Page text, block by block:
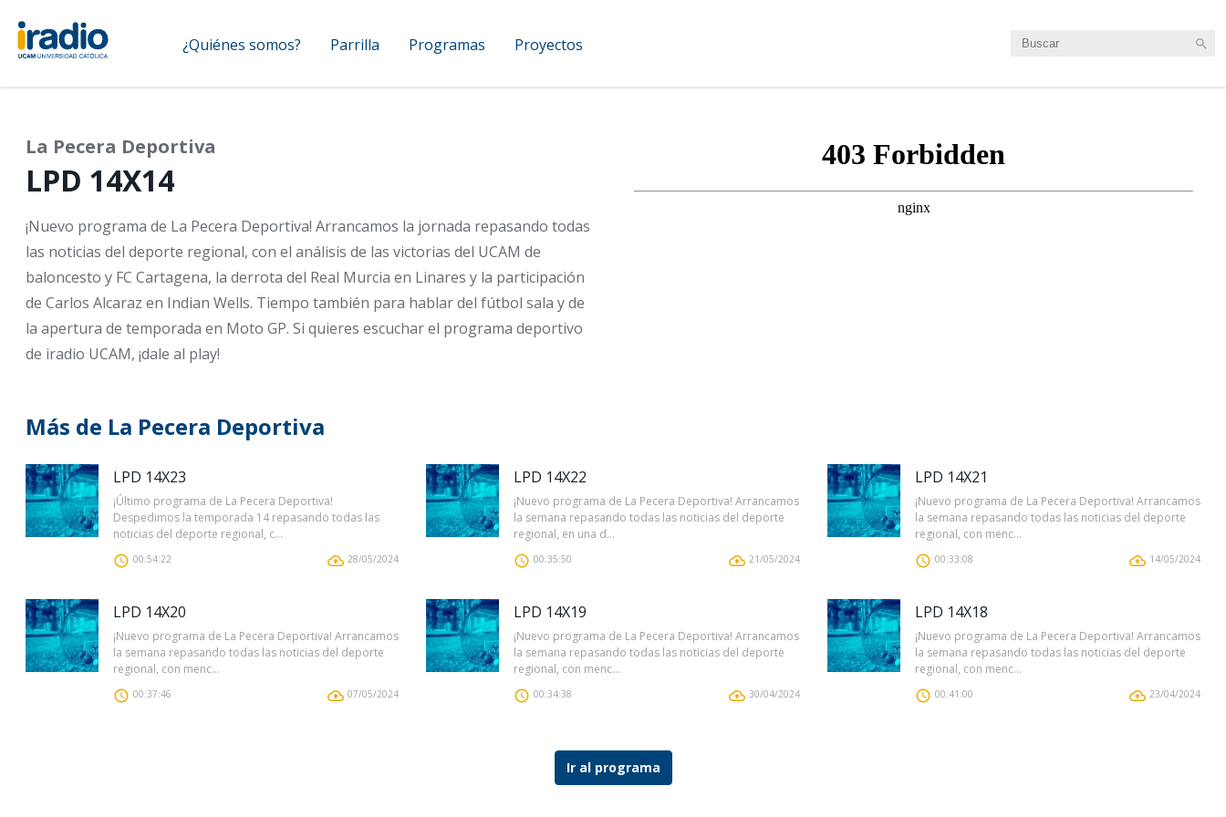
contenido
principal
Navegación
principal
¿Quiénes somos? Parrilla Programas Proyectos
La Pecera Deportiva
LPD 14X14
¡Nuevo programa de La Pecera Deportiva! Arrancamos la jornada repasando todas
las noticias del deporte regional, con el análisis de las victorias del UCAM de
baloncesto y FC Cartagena, la derrota del Real Murcia en Linares y la participación
de Carlos Alcaraz en Indian Wells. Tiempo también para hablar del fútbol sala y de
la apertura de temporada en Moto GP. Si quieres escuchar el programa deportivo
de iradio UCAM, ¡dale al play!
Más de La Pecera Deportiva
LPD 14X23
¡Último programa de La Pecera Deportiva!
Despedimos la temporada 14 repasando todas las
noticias del deporte regional, c...
00:54:22 28/05/2024
LPD 14X22
¡Nuevo programa de La Pecera Deportiva! Arrancamos
la semana repasando todas las noticias del deporte
regional, en una d...
00:35:50 21/05/2024
LPD 14X21
¡Nuevo programa de La Pecera Deportiva! Arrancamos
la semana repasando todas las noticias del deporte
regional, con menc...
00:33:08 14/05/2024
LPD 14X20
¡Nuevo programa de La Pecera Deportiva! Arrancamos
la semana repasando todas las noticias del deporte
regional, con menc...
00:37:46 07/05/2024
LPD 14X19
¡Nuevo programa de La Pecera Deportiva! Arrancamos
la semana repasando todas las noticias del deporte
regional, con menc...
00:34:38 30/04/2024
LPD 14X18
¡Nuevo programa de La Pecera Deportiva! Arrancamos
la semana repasando todas las noticias del deporte
regional, con menc...
00:41:00 23/04/2024
Ir al programa